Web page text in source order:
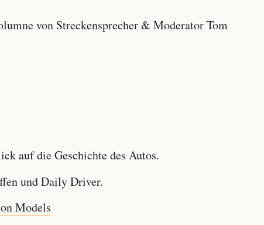
von Streckensprecher & Moderator Tom
auf die Geschichte des Autos.
und Daily Driver.
Models